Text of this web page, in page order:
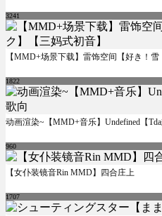
3241
【MMD+场景下载】雷饰空间【好き！
1822
动画渲染~【MMD+音乐】Undefined【
960
【女仆装镜音Rin MMD】四合庄上
1707